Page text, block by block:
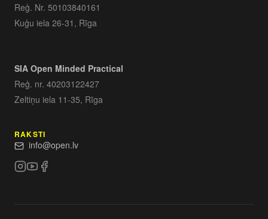
Reģ. Nr. 50103840161
Kuģu iela 26-31, Rīga
SIA Open Minded Practical
Reģ. nr. 40203122427
Zeltiņu iela 11-35, Rīga
RAKSTI
info@open.lv